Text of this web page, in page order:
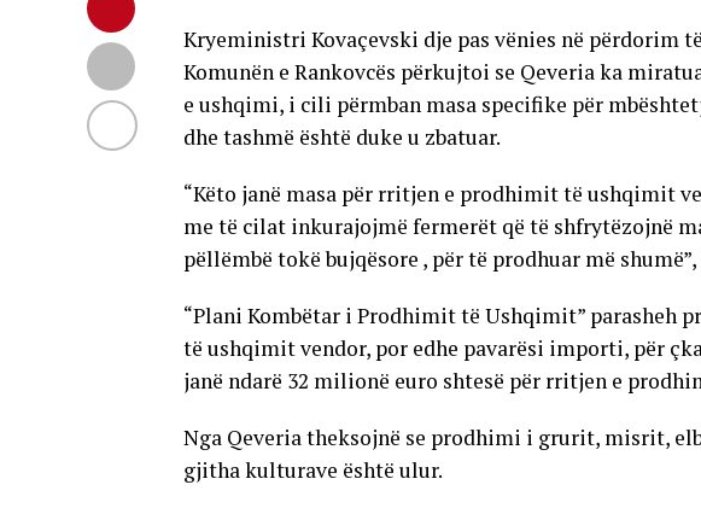
Kryeministri Kovaçevski dje pas vënies në përdorim
Komunën e Rankovcës përkujtoi se Qeveria ka
e ushqimi, i cili përmban masa specifike për
dhe tashmë është duke u zbatuar.
“Këto janë masa për rritjen e prodhimit të ushqimit
me të cilat inkurajojmë fermerët që të shfrytëzojnë
pëllëmbë tokë bujqësore , për të prodhuar më
“Plani Kombëtar i Prodhimit të Ushqimit” parasheh
të ushqimit vendor, por edhe pavarësi importi, për
janë ndarë 32 milionë euro shtesë për rritjen e
Nga Qeveria theksojnë se prodhimi i grurit, misrit,
gjitha kulturave është ulur.